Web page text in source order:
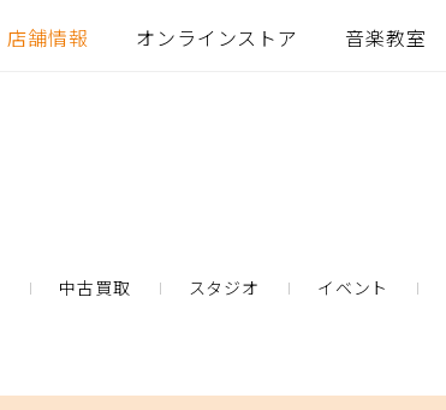
店舗情報 オンラインストア 音楽教室
中古買取 スタジオ イベント